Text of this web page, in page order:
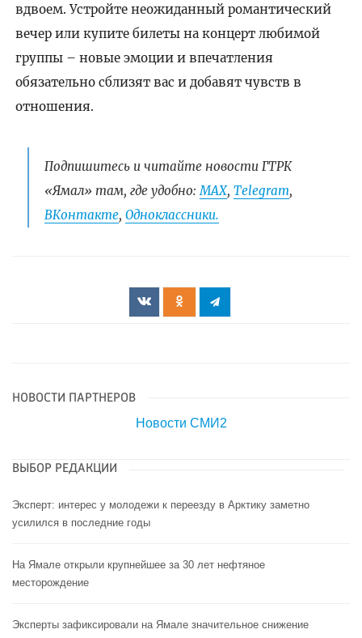
вдвоем. Устройте неожиданный романтический
вечер или купите билеты на концерт любимой
группы – новые эмоции и впечатления
обязательно сблизят вас и добавят чувств в
отношения.
Подпишитесь и читайте новости ГТРК
«Ямал» там, где удобно:МАХ, Telegram,
ВКонтакте, Одноклассники.
НОВОСТИ ПАРТНЕРОВ
Новости СМИ2
ВЫБОР РЕДАКЦИИ
Эксперт: интерес у молодежи к переезду в Арктику заметно
усилился в последние годы
На Ямале открыли крупнейшее за 30 лет нефтяное
месторождение
Эксперты зафиксировали на Ямале значительное снижение